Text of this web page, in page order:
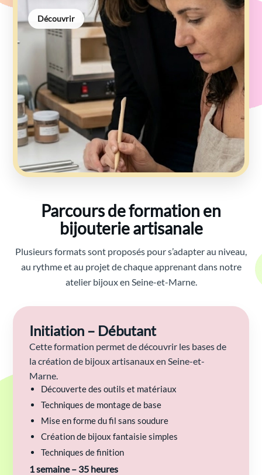
Découvrir
Parcours de formation en
bijouterie artisanale
Plusieurs formats sont proposés pour s’adapter au niveau,
au rythme et au projet de chaque apprenant dans notre
atelier bijoux en Seine-et-Marne.
Initiation – Débutant
Cette formation permet de découvrir les bases de
la création de bijoux artisanaux en Seine-et-
Marne.
Découverte des outils et matériaux
Techniques de montage de base
Mise en forme du fil sans soudure
Création de bijoux fantaisie simples
Techniques de finition
1 semaine – 35 heures